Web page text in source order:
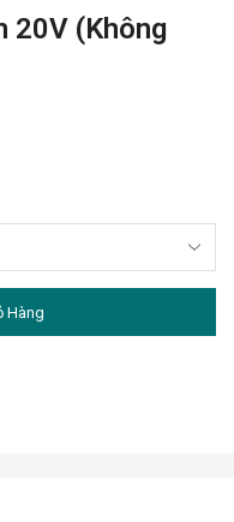
20V (không
Hàng